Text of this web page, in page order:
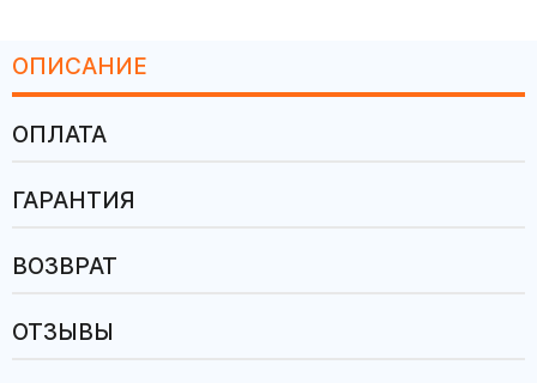
ОПИСАНИЕ
ОПЛАТА
ГАРАНТИЯ
ВОЗВРАТ
ОТЗЫВЫ